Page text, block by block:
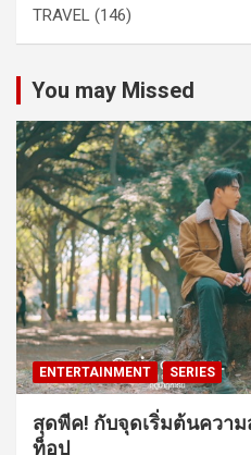
TRAVEL (146)
You may Missed
ENTERTAINMENT SERIES
สุดพีค! กับจุดเริ่มต้นควา
ท็อป